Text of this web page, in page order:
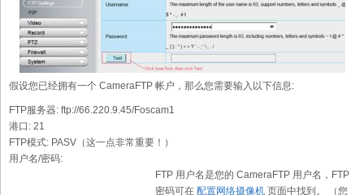
假设您已经拥有一个 CameraFTP 帐户，那么您需要输入以下信息:
FTP服务器: ftp://66.220.9.45/Foscam1
港口: 21
FTP模式: PASV（这一点非常重要！）
用户名/密码:
FTP 用户名是您的 CameraFTP 用户名，FTP
密码可在 配置网络摄像机 页面中找到。 （您